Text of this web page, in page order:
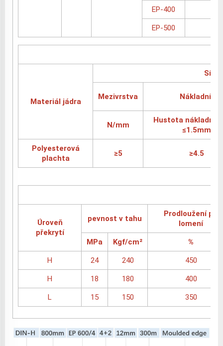
EP-400
EP-500
Materiál jádra
Síla
Mezivrstva Nákladní
N/mm
Hustota nákladní
≤1.5mm
Polyesterová
plachta
≥5 ≥4.5
Úroveň
překrytí
pevnost v tahu
Prodloužení při
lomení
MPa Kgf/cm² %
H 24 240 450
H 18 180 400
L 15 150 350